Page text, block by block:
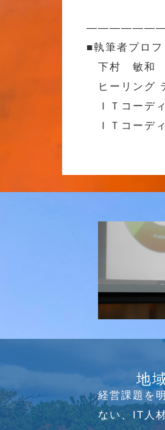
■執筆者プロフ
下村 敏和
ヒーリング
ＩＴコーデ
ＩＴコーデ
介護ソ
っていま
地
経営課題を
ない、IT⼈